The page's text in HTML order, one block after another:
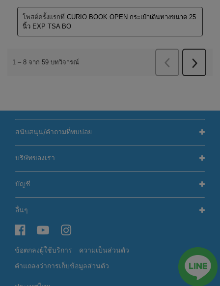
สนับสนุน/คำถามที่พบบ่อย
บริษัทของเรา
บัญชี
อื่นๆ
ข้อตกลงผู้ใช้บริการ
ความเป็นส่วนตัว
คำแถลงว่าการเก็บข้อมูลส่วนตัว